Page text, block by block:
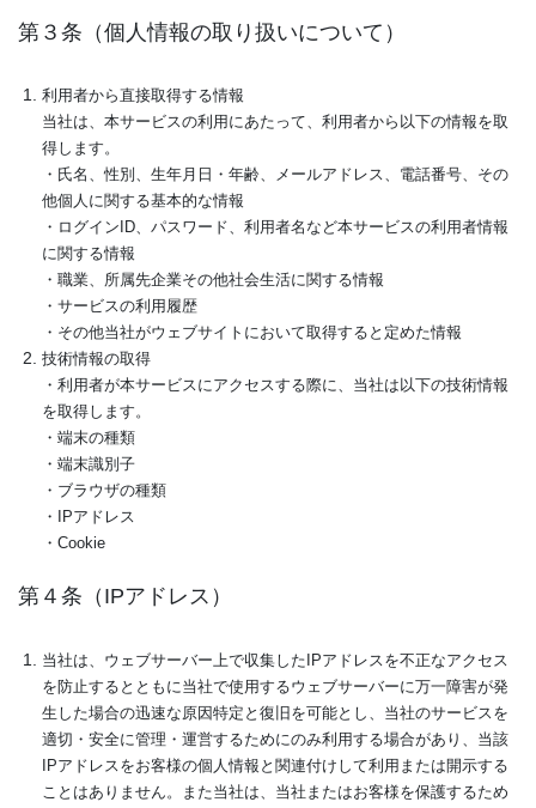
第３条（個人情報の取り扱いについて）
利用者から直接取得する情報
当社は、本サービスの利用にあたって、利用者から以下の情報を取
得します。
・氏名、性別、生年月日・年齢、メールアドレス、電話番号、その
他個人に関する基本的な情報
・ログインID、パスワード、利用者名など本サービスの利用者情報
に関する情報
・職業、所属先企業その他社会生活に関する情報
・サービスの利用履歴
・その他当社がウェブサイトにおいて取得すると定めた情報
技術情報の取得
・利用者が本サービスにアクセスする際に、当社は以下の技術情報
を取得します。
・端末の種類
・端末識別子
・ブラウザの種類
・IPアドレス
・Cookie
第４条（IPアドレス）
当社は、ウェブサーバー上で収集したIPアドレスを不正なアクセス
を防止するとともに当社で使用するウェブサーバーに万一障害が発
生した場合の迅速な原因特定と復旧を可能とし、当社のサービスを
適切・安全に管理・運営するためにのみ利用する場合があり、当該
IPアドレスをお客様の個人情報と関連付けして利用または開示する
ことはありません。また当社は、当社またはお客様を保護するため